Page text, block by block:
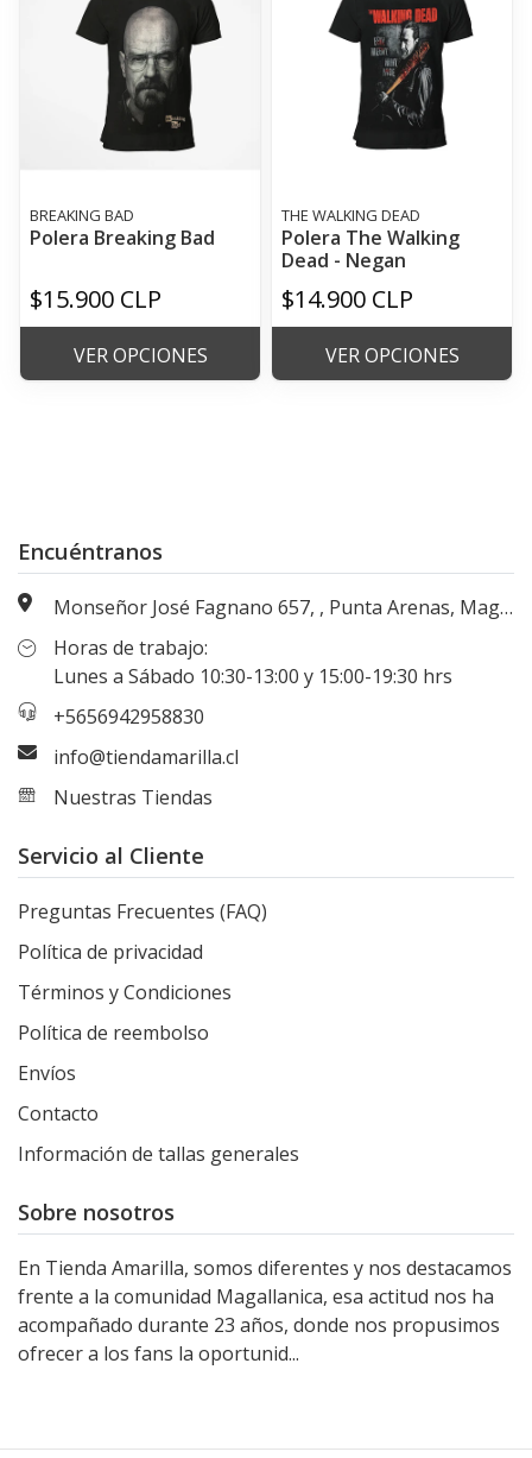
BREAKING BAD
Polera Breaking Bad
$15.900 CLP
VER OPCIONES
THE WALKING DEAD
Polera The Walking
Dead - Negan
$14.900 CLP
VER OPCIONES
Encuéntranos
Monseñor José Fagnano 657, , Punta Arenas, Magallanes, Chile
Horas de trabajo:
Lunes a Sábado 10:30-13:00 y 15:00-19:30 hrs
+5656942958830
info@tiendamarilla.cl
Nuestras Tiendas
Servicio al Cliente
Preguntas Frecuentes (FAQ)
Política de privacidad
Términos y Condiciones
Política de reembolso
Envíos
Contacto
Información de tallas generales
Sobre nosotros
En Tienda Amarilla, somos diferentes y nos destacamos
frente a la comunidad Magallanica, esa actitud nos ha
acompañado durante 23 años, donde nos propusimos
ofrecer a los fans la oportunid...